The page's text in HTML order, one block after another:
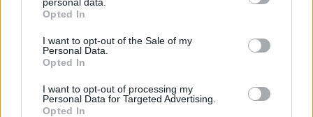
grant or deny consent to Google and its third-party tags to
use your data for below specified purposes in below Google
consent section.
Opted In
I want to opt-out of the Sale of my
Personal Data.
Opted In
I want to opt-out of processing my
Personal Data for Targeted Advertising.
Opted In